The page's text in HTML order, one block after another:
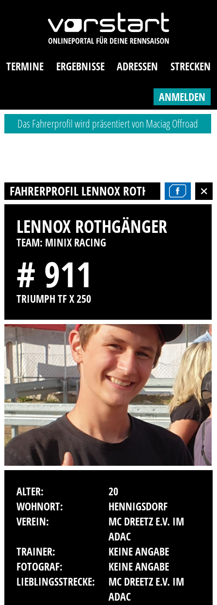
TERMINE ERGEBNISSE ADRESSEN STRECKEN
ANMELDEN
Das Fahrerprofil wird präsentiert von Maciag Offroad
FAHRERPROFIL LENNOX ROTHGÄNGER
LENNOX ROTHGÄNGER
TEAM: MINIX RACING
# 911
TRIUMPH TF X 250
ALTER:
20
WOHNORT:
HENNIGSDORF
VEREIN:
MC DREETZ E.V. IM
ADAC
TRAINER:
KEINE ANGABE
FOTOGRAF:
KEINE ANGABE
LIEBLINGSSTRECKE:
MC DREETZ E.V. IM
ADAC